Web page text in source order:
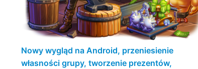
Nowy wygląd na Android, przeniesienie
własności grupy, tworzenie prezentów,